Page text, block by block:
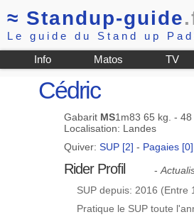
≈ Standup-guide
Le guide du Stand up
Info Matos TV
Cédric
Gabarit MS1m83 65 kg. -
Localisation: Landes
Quiver:SUP [2] - Pagaies [0]
Rider Profil -
SUP depuis: 2016 (Entre
Pratique le SUP toute